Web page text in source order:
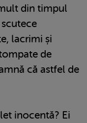
din timpul
lacrimi și
de
că astfel de
inocentă? Ei